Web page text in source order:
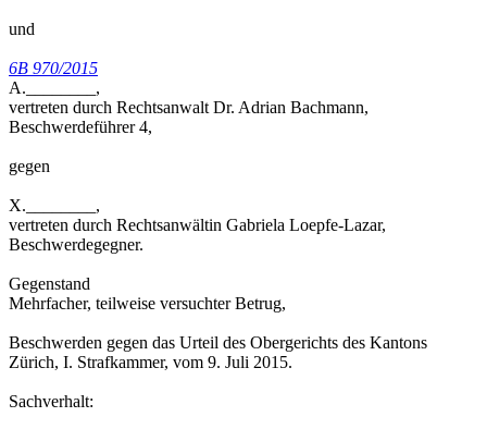
und
6B 970/2015
A.________,
vertreten durch Rechtsanwalt Dr. Adrian Bachmann,
Beschwerdeführer 4,
gegen
X.________,
vertreten durch Rechtsanwältin Gabriela Loepfe-Lazar,
Beschwerdegegner.
Gegenstand
Mehrfacher, teilweise versuchter Betrug,
Beschwerden gegen das Urteil des Obergerichts des Kantons
Zürich, I. Strafkammer, vom 9. Juli 2015.
Sachverhalt: